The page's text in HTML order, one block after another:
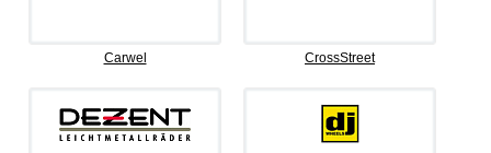
Carwel CrossStreet